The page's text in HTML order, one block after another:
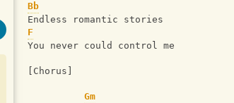
Bb
Endless romantic stories
F
You never could control me
[Chorus]
Gm